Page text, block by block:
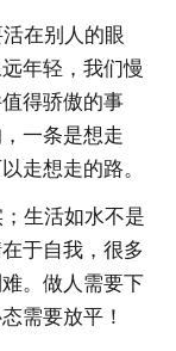
在别人的眼
年轻，我们慢
得骄傲的事
一条是想走
走想走的路。
生活如水不是
于自我，很多
。做人需要下
需要放平！